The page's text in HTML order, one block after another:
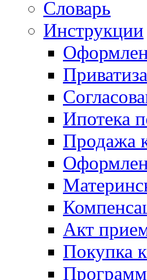
Словарь
Инструкции
Ипотека
Продажа
Акт
Покупка